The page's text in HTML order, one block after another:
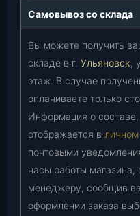
Самовывоз со склада
Вы можете получить
складе в г. Ульяновск,
этаж. В случае
оплачиваете только
Информация о составе,
отображается в
почтовыми
часы работы
менеджеру, сообщив
оформлении заказа